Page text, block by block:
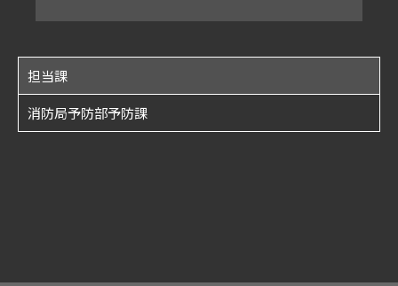
担当課
消防局予防部予防課